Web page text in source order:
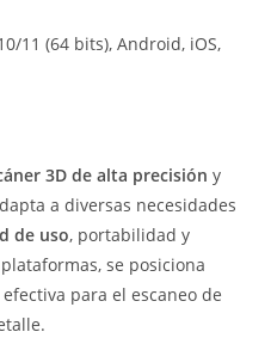
11 (64 bits), Android, iOS,
3D de alta precisión y
a diversas necesidades
de uso, portabilidad y
se posiciona
para el escaneo de